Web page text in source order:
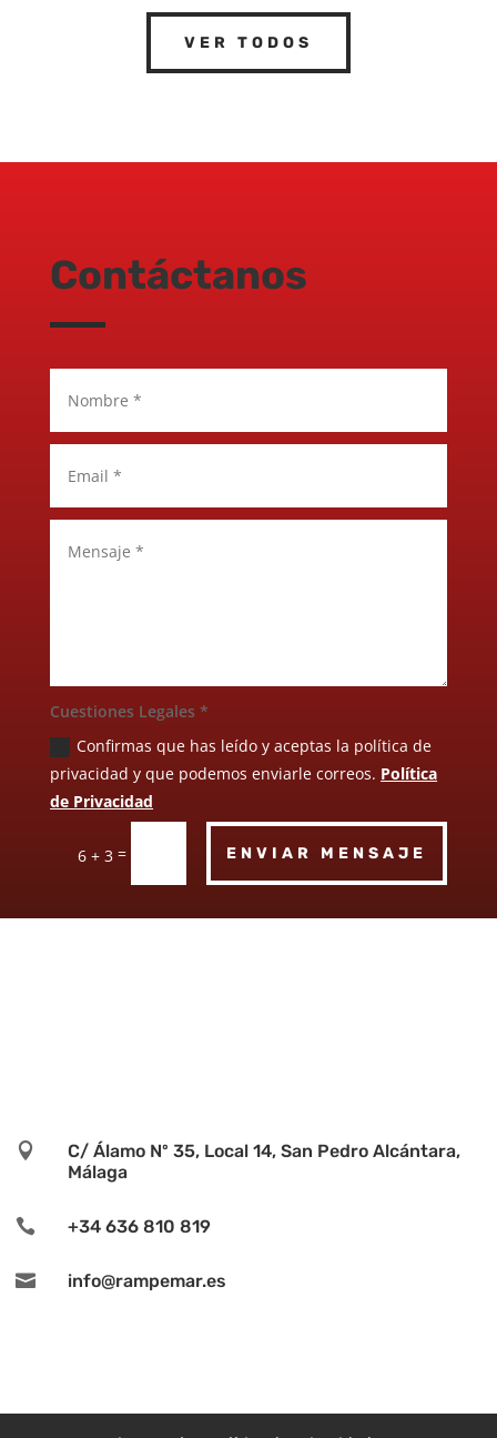
VER TODOS
Contáctanos
Cuestiones Legales *
Confirmas que has leído y aceptas la política de
privacidad y que podemos enviarle correos. Política
de Privacidad
6 + 3 = ENVIAR MENSAJE

C/ Álamo Nº 35, Local 14, San Pedro Alcántara,
Málaga
 +34 636 810 819
 info@rampemar.es